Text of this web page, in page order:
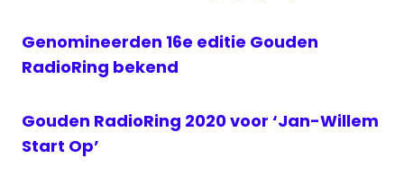
Genomineerden 16e editie Gouden
RadioRing bekend
Gouden RadioRing 2020 voor ‘Jan-Willem
Start Op’